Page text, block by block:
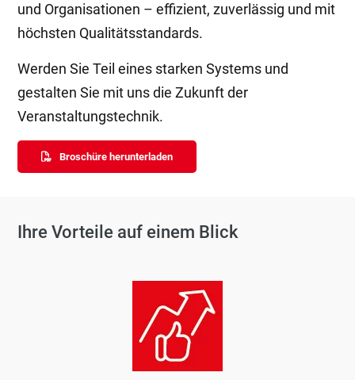
und Organisationen – effizient, zuverlässig und mit
höchsten Qualitätsstandards.
Werden Sie Teil eines starken Systems und
gestalten Sie mit uns die Zukunft der
Veranstaltungstechnik.
Broschüre herunterladen
Ihre Vorteile auf einem Blick